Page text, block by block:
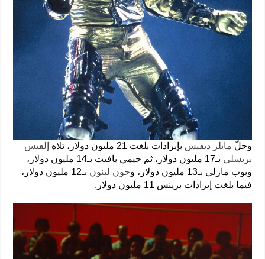
وحلّ مايلز ديفيس بإيرادات بلغت 21 مليون دولار، تلاه
إلفيس
بريسلي
بـ17 مليون دولار، ثم جيمي بافيت بـ14 مليون دولار،
وبوب مارلي بـ13 مليون دولار، و
جون لينون
بـ12 مليون دولار،
فيما بلغت إيرادات برينس 11 مليون دولار.